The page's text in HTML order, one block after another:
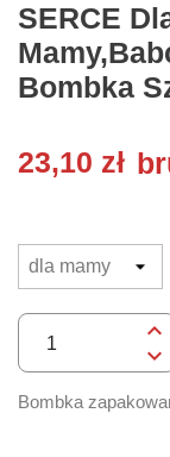
SERCE
Bombka
23,10 zł
Bombka